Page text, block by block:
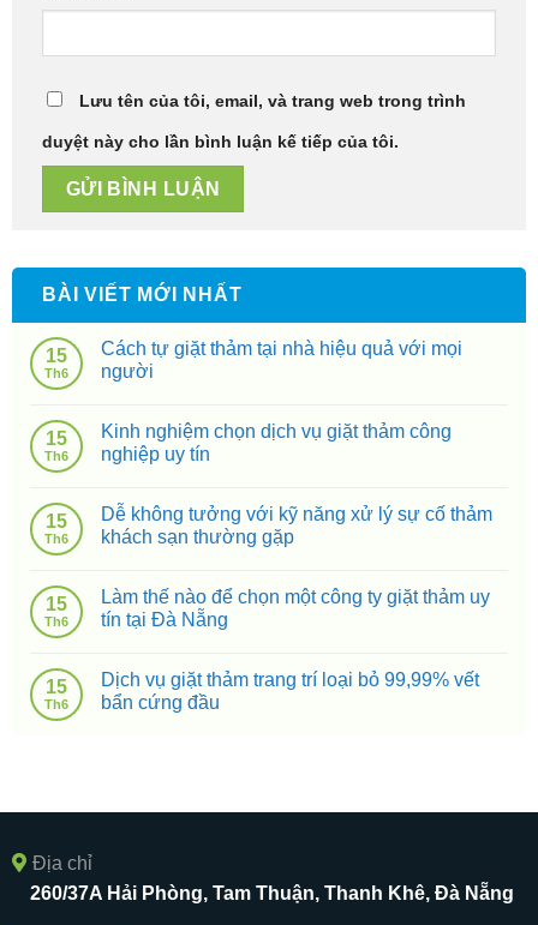
Lưu tên của tôi, email, và trang web trong trình
duyệt này cho lần bình luận kế tiếp của tôi.
BÀI VIẾT MỚI NHẤT
15
Th6
Cách tự giặt thảm tại nhà hiệu quả với mọi
người
15
Th6
Kinh nghiệm chọn dịch vụ giặt thảm công
nghiệp uy tín
15
Th6
Dễ không tưởng với kỹ năng xử lý sự cố thảm
khách sạn thường gặp
15
Th6
Làm thế nào để chọn một công ty giặt thảm uy
tín tại Đà Nẵng
15
Th6
Dịch vụ giặt thảm trang trí loại bỏ 99,99% vết
bẩn cứng đầu
Địa chỉ
260/37A Hải Phòng, Tam Thuận, Thanh Khê, Đà Nẵng